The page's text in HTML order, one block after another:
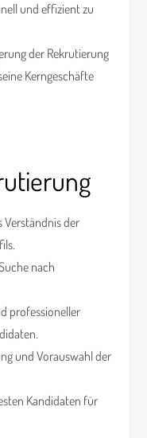
und effizient zu
der Rekrutierung
Kerngeschäfte
Verständnis der
nach
professioneller
und Vorauswahl der
Kandidaten für